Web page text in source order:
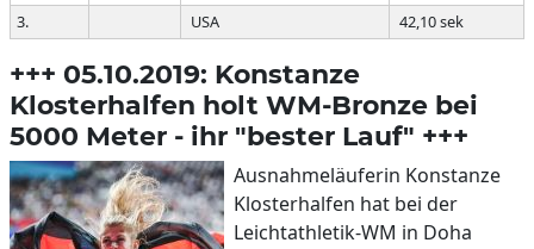
3.
USA 42,10 sek
+++ 05.10.2019: Konstanze
Klosterhalfen holt WM-Bronze bei
5000 Meter - ihr "bester Lauf" +++
Ausnahmeläuferin Konstanze
Klosterhalfen hat bei der
Leichtathletik-WM in Doha